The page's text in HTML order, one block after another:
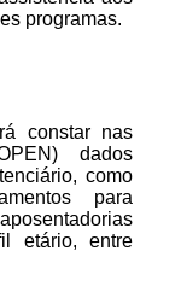
programas.
constar nas
dados
como
para
etário, entre